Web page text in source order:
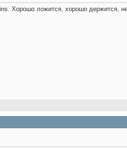
Хорошо ложится, хорошо держится,